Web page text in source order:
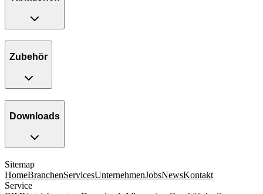
Zubehör
Downloads
Sitemap
HomeBranchenServicesUnternehmenJobsNewsKontakt
Service